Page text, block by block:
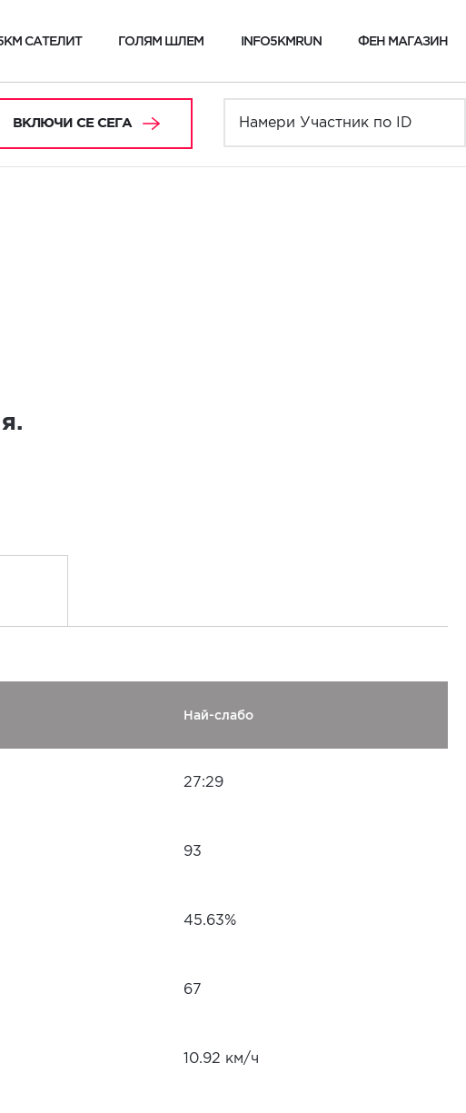
САТЕЛИТ ГОЛЯМ ШЛЕМ INFO5KMRUN ФЕН МАГАЗИН
ВКЛЮЧИ СЕ СЕГА
Най-слабо
27:29
93
45.63%
67
10.92 км/ч